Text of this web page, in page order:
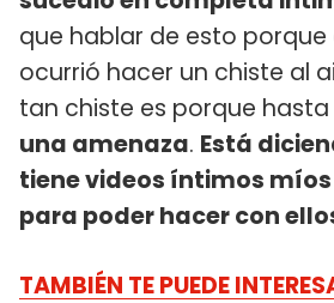
que hablar de esto porque
ocurrió hacer un chiste al
tan chiste es porque hasta
una amenaza. Está
tiene videos íntimos
para poder hacer con
TAMBIÉN TE PUEDE